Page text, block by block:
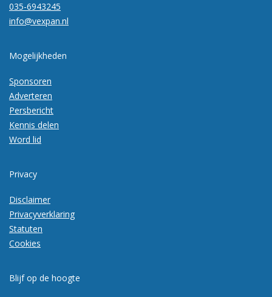
035-6943245
info@vexpan.nl
Mogelijkheden
Sponsoren
Adverteren
Persbericht
Kennis delen
Word lid
Privacy
Disclaimer
Privacyverklaring
Statuten
Cookies
Blijf op de hoogte